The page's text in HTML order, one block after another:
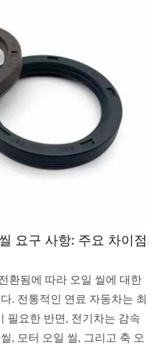
요구 사항: 주요 차이점
환됨에 따라 오일 씰에 대한
. 전통적인 연료 자동차는 최
필요한 반면, 전기차는 감속
, 모터 오일 씰, 그리고 축 오